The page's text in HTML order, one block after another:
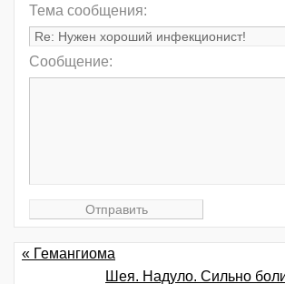
Тема сообщения:
Сообщение:
« Гемангиома
Шея. Надуло. Сильно